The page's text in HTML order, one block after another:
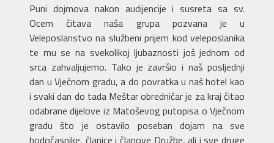
Puni dojmova nakon audijencije i susreta sa sv.
Ocem čitava naša grupa pozvana je u
Veleposlanstvo na službeni prijem kod veleposlanika
te mu se na svekolikoj ljubaznosti još jednom od
srca zahvaljujemo. Tako je završio i naš posljednji
dan u Vječnom gradu, a do povratka u naš hotel kao
i svaki dan do tada Meštar obredničar je za kraj čitao
odabrane dijelove iz Matoševog putopisa o Vječnom
gradu što je ostavilo poseban dojam na sve
hodočasnike, članice i članove Družbe, ali i sve druge